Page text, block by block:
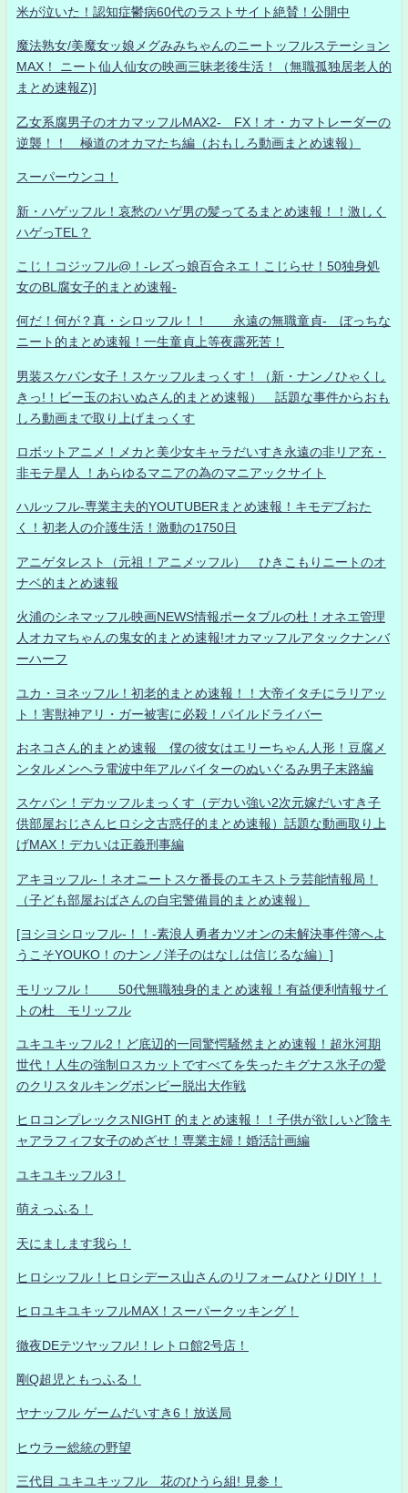
米が泣いた！認知症鬱病60代のラストサイト絶賛！公開中
魔法熟女/美魔女ッ娘メグみみちゃんのニートッフルステーション
MAX！ ニート仙人仙女の映画三昧老後生活！（無職孤独居老人的
まとめ速報Z)]
乙女系腐男子のオカマッフルMAX2- FX！オ・カマトレーダーの
逆襲！！ 極道のオカマたち編（おもしろ動画まとめ速報）
スーパーウンコ！
新・ハゲッフル！哀愁のハゲ男の髪ってるまとめ速報！！激しく
ハゲっTEL？
こじ！コジッフル@！-レズっ娘百合ネエ！こじらせ！50独身処
女のBL腐女子的まとめ速報-
何だ！何が？真・シロッフル！！ 永遠の無職童貞- ぼっちな
ニート的まとめ速報！一生童貞上等夜露死苦！
男装スケバン女子！スケッフルまっくす！（新・ナンノひゃくし
きっ!！ビー玉のおいぬさん的まとめ速報） 話題な事件からおも
しろ動画まで取り上げまっくす
ロボットアニメ！メカと美少女キャラだいすき永遠の非リア充・
非モテ星人 ！あらゆるマニアの為のマニアックサイト
ハルッフル-専業主夫的YOUTUBERまとめ速報！キモデブおた
く！初老人の介護生活！激動の1750日
アニゲタレスト（元祖！アニメッフル） ひきこもりニートのオ
ナベ的まとめ速報
火浦のシネマッフル映画NEWS情報ポータブルの杜！オネエ管理
人オカマちゃんの鬼女的まとめ速報!オカマッフルアタックナンバ
ーハーフ
ユカ・ヨネッフル！初老的まとめ速報！！大帝イタチにラリアッ
ト！害獣神アリ・ガー被害に必殺！パイルドライバー
おネコさん的まとめ速報 僕の彼女はエリーちゃん人形！豆腐メ
ンタルメンヘラ電波中年アルバイターのぬいぐるみ男子末路編
スケバン！デカッフルまっくす（デカい強い2次元嫁だいすき子
供部屋おじさんヒロシ之古惑仔的まとめ速報）話題な動画取り上
げMAX！デカいは正義刑事編
アキヨッフル-！ネオニートスケ番長のエキストラ芸能情報局！
（子ども部屋おばさんの自宅警備員的まとめ速報）
[ヨシヨシロッフル-！！-素浪人勇者カツオンの未解決事件簿へよ
うこそYOUKO！のナンノ洋子のはなしは信じるな編）]
モリッフル！ 50代無職独身的まとめ速報！有益便利情報サイ
トの杜 モリッフル
ユキユキッフル2！ど底辺的一同驚愕騒然まとめ速報！超氷河期
世代！人生の強制ロスカットですべてを失ったキグナス氷子の愛
のクリスタルキングボンビー脱出大作戦
ヒロコンプレックスNIGHT 的まとめ速報！！子供が欲しいど陰キ
ャアラフィフ女子のめざせ！専業主婦！婚活計画編
ユキユキッフル3！
萌えっふる！
天にまします我ら！
ヒロシッフル！ヒロシデース山さんのリフォームひとりDIY！！
ヒロユキユキッフルMAX！スーパークッキング！
徹夜DEテツヤッフル!！レトロ館2号店！
剛Q超児ともっふる！
ヤナッフル ゲームだいすき6！放送局
ヒウラー総統の野望
三代目 ユキユキッフル 花のひうら組! 見参！